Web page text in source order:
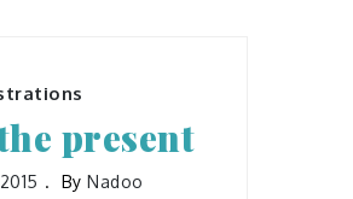
present
ByNadoo